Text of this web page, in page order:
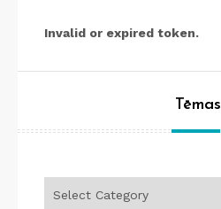
Invalid or expired token.
Tēmas